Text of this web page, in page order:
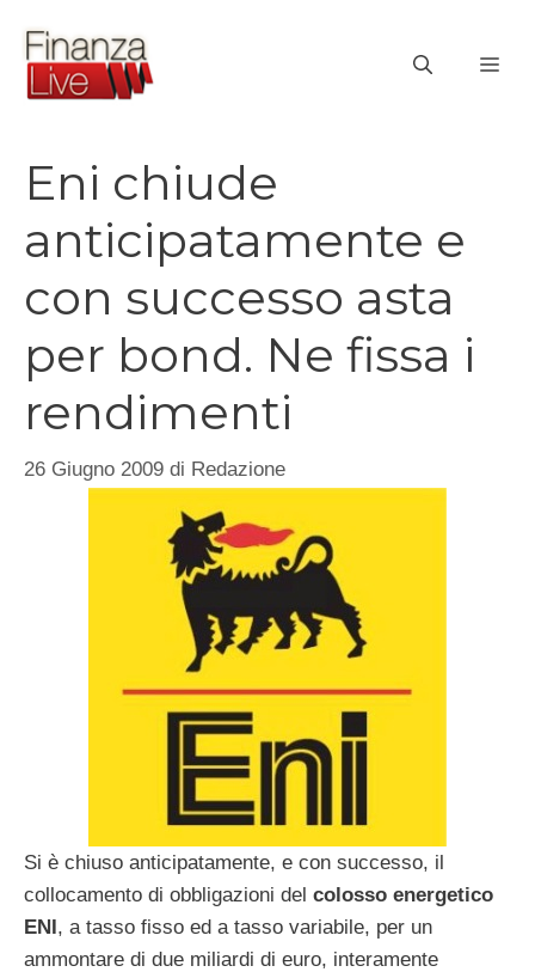
contenuto
Eni chiude
anticipatamente e
con successo asta
per bond. Ne fissa i
rendimenti
26 Giugno 2009 di Redazione
Si è chiuso anticipatamente, e con successo, il
collocamento di obbligazioni del colosso energetico
ENI, a tasso fisso ed a tasso variabile, per un
ammontare di due miliardi di euro, interamente